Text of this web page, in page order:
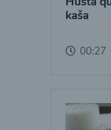
kaša
00:27